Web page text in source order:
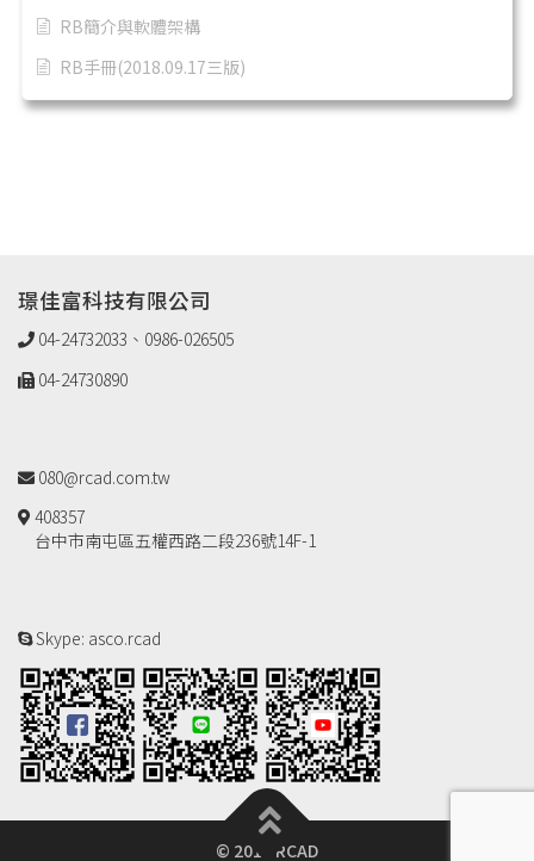
RB簡介與軟體架構
RB手冊(2018.09.17三版)
璟佳富科技有限公司
04-24732033、0986-026505
04-24730890
080@rcad.com.tw
408357
台中市南屯區五權西路二段236號14F-1
Skype: asco.rcad
© 2018 RCAD